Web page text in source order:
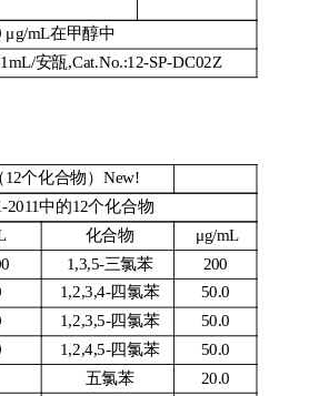
μg/mL在甲醇中
安瓿,Cat.No.:12-SP-DC02Z
个化合物）New!
2011中的12个化合物
化合物
μg/mL
1,3,5-三氯苯 200
1,2,3,4-四氯苯 50.0
1,2,3,5-四氯苯
50.0
1,2,4,5-四氯苯
50.0
五氯苯
20.0